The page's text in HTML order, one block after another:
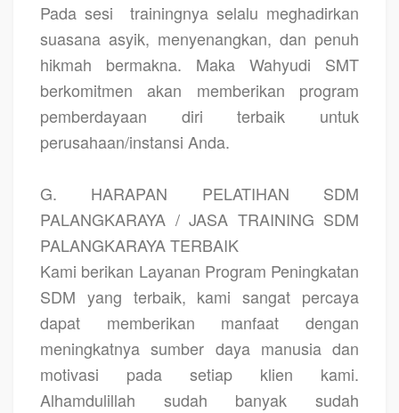
Pada sesi
trainingnya selalu meghadirkan
suasana asyik, menyenangkan, dan penuh
hikmah bermakna. Maka Wahyudi SMT
berkomitmen akan memberikan program
pemberdayaan diri terbaik untuk
perusahaan/instansi Anda.
G. HARAPAN PELATIHAN SDM
PALANGKARAYA / JASA TRAINING SDM
PALANGKARAYA TERBAIK
Kami berikan Layanan Program Peningkatan
SDM yang terbaik, kami sangat percaya
dapat memberikan manfaat dengan
meningkatnya sumber daya manusia dan
motivasi pada setiap klien kami.
Alhamdulillah sudah banyak sudah